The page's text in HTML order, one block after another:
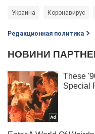
Украина Коронавирус
Редакционная политика